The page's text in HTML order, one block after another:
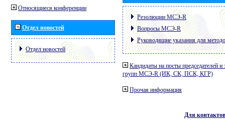
Относящиеся конференции
Отдел новостей
Отдел новостей
Резолюции МСЭ-R
Вопросы МСЭ-R
Руководящие указания для
Кандидаты на посты председателей и
групп МСЭ-R (ИК, СК, ПСК, КГР)
Прочая информация
Для контактов